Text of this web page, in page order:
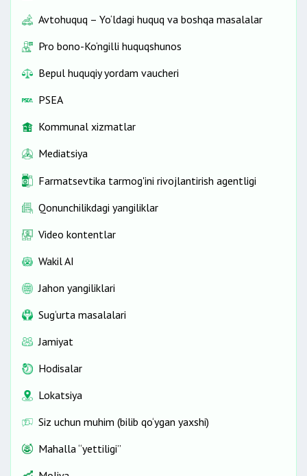
Avtohuquq – Yo‘ldagi huquq va boshqa masalalar
Pro bono-Ko‘ngilli huquqshunos
Bepul huquqiy yordam vaucheri
PSEA
Kommunal xizmatlar
Mediatsiya
Farmatsevtika tarmog'ini rivojlantirish agentligi
Qonunchilikdagi yangiliklar
Video kontentlar
Wakil AI
Jahon yangiliklari
Sug‘urta masalalari
Jamiyat
Hodisalar
Lokatsiya
Siz uchun muhim (bilib qo‘ygan yaxshi)
Mahalla “yettiligi”